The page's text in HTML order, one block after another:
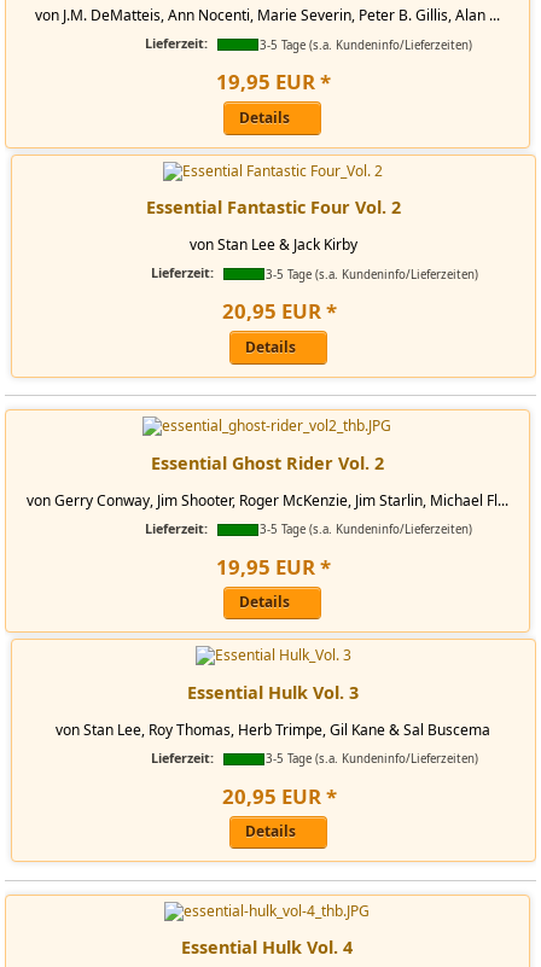
von J.M. DeMatteis, Ann Nocenti, Marie Severin, Peter B. Gillis, Alan ...
Lieferzeit: 3-5 Tage (s.a. Kundeninfo/Lieferzeiten)
19,95 EUR*
Details
Essential Fantastic Four Vol. 2
von Stan Lee & Jack Kirby
Lieferzeit: 3-5 Tage (s.a. Kundeninfo/Lieferzeiten)
20,95 EUR*
Details
Essential Ghost Rider Vol. 2
von Gerry Conway, Jim Shooter, Roger McKenzie, Jim Starlin, Michael Fl...
Lieferzeit: 3-5 Tage (s.a. Kundeninfo/Lieferzeiten)
19,95 EUR *
Details
Essential Hulk Vol. 3
von Stan Lee, Roy Thomas, Herb Trimpe, Gil Kane & Sal Buscema
Lieferzeit: 3-5 Tage (s.a. Kundeninfo/Lieferzeiten)
20,95 EUR *
Details
Essential Hulk Vol. 4